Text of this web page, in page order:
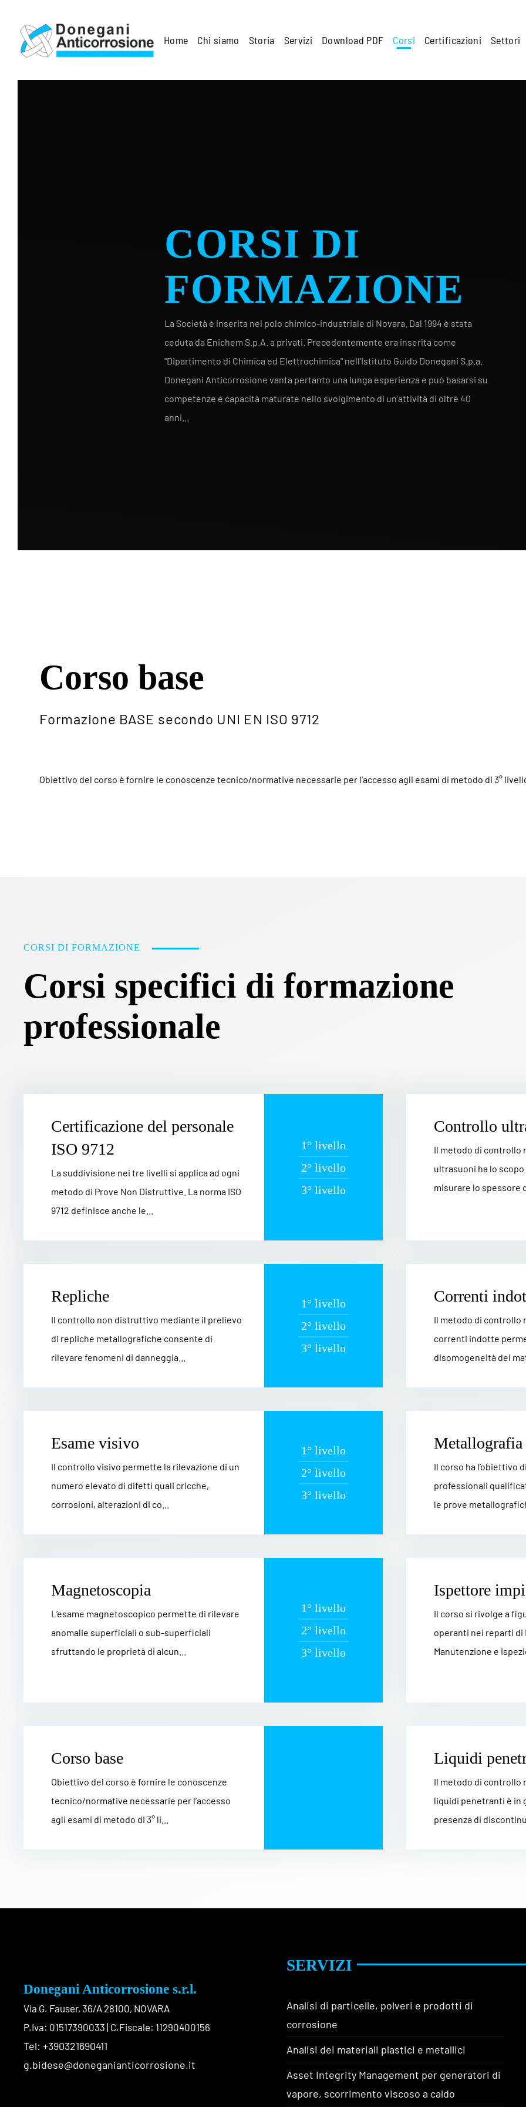
Skip to main content
Home Chi siamo Storia Servizi Download PDF Corsi Certificazioni Settori
La Società è inserita nel polo chimico-industriale di Novara. Dal 1994 è stata
ceduta da Enichem S.p.A. a privati. Precedentemente era inserita come
"Dipartimento di Chimica ed Elettrochimica" nell'Istituto Guido Donegani S.p.a.
Donegani Anticorrosione vanta pertanto una lunga esperienza e può basarsi su
competenze e capacità maturate nello svolgimento di un'attività di oltre 40
anni...
Corso base
Formazione BASE secondo UNI EN ISO 9712
Obiettivo del corso è fornire le conoscenze tecnico/normative necessarie per l’accesso agli esami di metodo di 3°
CORSI DI FORMAZIONE
Corsi specifici di formazione
professionale
Certificazione del personale
ISO 9712
La suddivisione nei tre livelli si applica ad ogni
metodo di Prove Non Distruttive. La norma ISO
9712 definisce anche le...
1° livello
2° livello
3° livello
Controllo
Il metodo di
ultrasuoni ha lo
misurare lo spessore
Repliche
Il controllo non distruttivo mediante il prelievo
di repliche metallografiche consente di
rilevare fenomeni di danneggia...
1° livello
2° livello
3° livello
Correnti
Il metodo di
correnti indotte
disomogeneità dei
Esame visivo
Il controllo visivo permette la rilevazione di un
numero elevato di difetti quali cricche,
corrosioni, alterazioni di co...
1° livello
2° livello
3° livello
Metallografia
Il corso ha l’obiettivo
professionali
le prove
Magnetoscopia
L’esame magnetoscopico permette di rilevare
anomalie superficiali o sub-superficiali
sfruttando le proprietà di alcun...
1° livello
2° livello
3° livello
Ispettore
Il corso si rivolge a
operanti nei reparti di
Manutenzione e
Corso base
Obiettivo del corso è fornire le conoscenze
tecnico/normative necessarie per l’accesso
agli esami di metodo di 3° li...
Liquidi
Il metodo di
liquidi penetranti è in
presenza di
Donegani Anticorrosione s.r.l.
Via G. Fauser, 36/A 28100, NOVARA
P.Iva: 01517390033 | C.Fiscale: 11290400156
Tel: +390321690411
g.bidese@doneganianticorrosione.it
SERVIZI
Analisi di particelle, polveri e prodotti di
corrosione
Analisi dei materiali plastici e metallici
Asset Integrity Management per generatori di
vapore, scorrimento viscoso a caldo